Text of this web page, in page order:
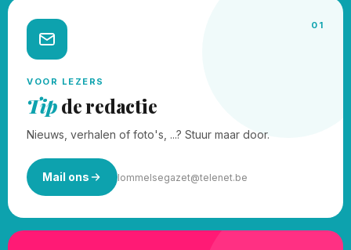
01
VOOR LEZERS
Tipde redactie
Nieuws, verhalen of foto's, ...? Stuur maar door.
Mail ons lommelsegazet@telenet.be